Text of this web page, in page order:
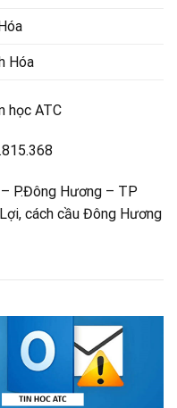
Hóa
học ATC
P.Đông Hương – TP
cách cầu Đông Hương